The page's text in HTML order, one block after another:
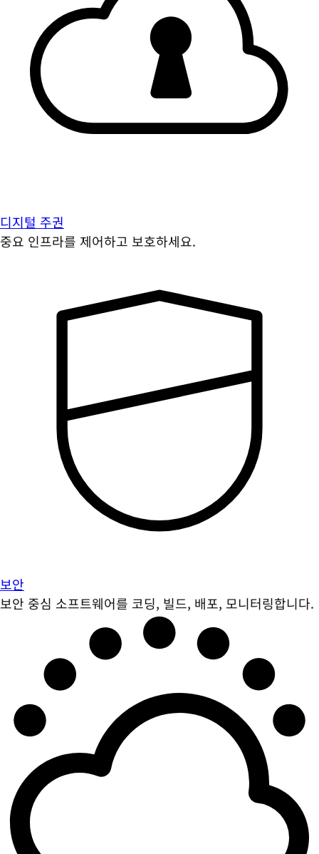
디지털 주권
중요 인프라를 제어하고 보호하세요.
보안
보안 중심 소프트웨어를 코딩, 빌드, 배포, 모니터링합니다.